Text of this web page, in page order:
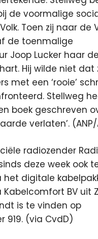
de voormalige
Toen zij naar de
de toenmalige
Joop Lucker haar
Hij wilde niet dat
met een ‘rooie’
Stellweg
boek geschreven
verlaten’.
radiozender
deze week ook
digitale
Kabelcomfort BV uit
is te vinden op
919. (via CvdD)